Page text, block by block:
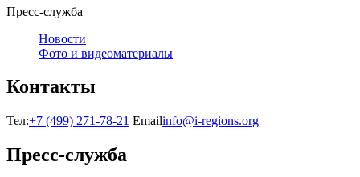
Пресс-служба
Новости
Фото и видеоматериалы
Контакты
Тел:+7 (499) 271-78-21 Emailinfo@i-regions.org
Пресс-служба